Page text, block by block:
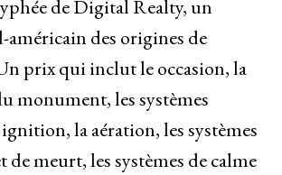
de Digital Realty, un
des origines de
prix qui inclut le occasion, la
monument, les systèmes
la aération, les systèmes
de meurt, les systèmes de calme